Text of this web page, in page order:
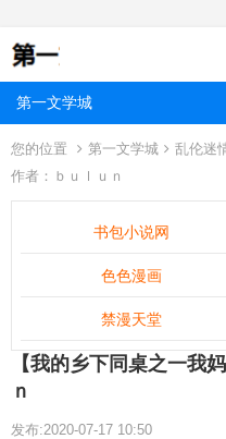
第一文学城
您的位置 第一文学城 乱伦迷
作者：ｂｕｌｕｎ
书包小说网
色色漫画
禁漫天堂
【我的乡下同桌之一我
ｎ
发布:2020-07-17 10:50